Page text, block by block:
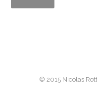
© 2015 Nicolas